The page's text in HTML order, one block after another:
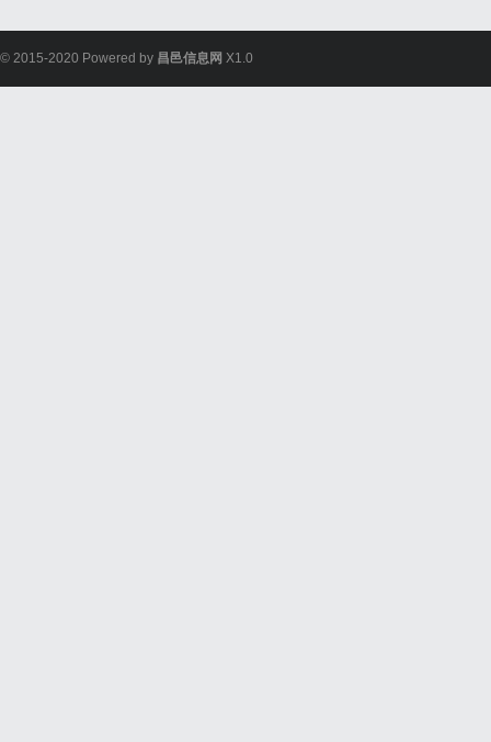
© 2015-2020 Powered by 昌邑信息网 X1.0